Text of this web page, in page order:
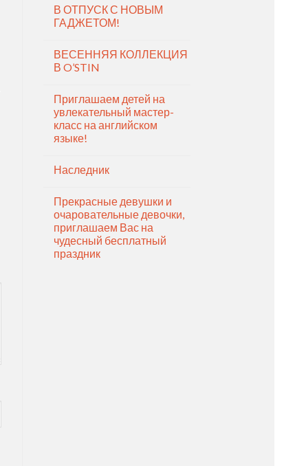
В ОТПУСК С НОВЫМ
ГАДЖЕТОМ!
ВЕСЕННЯЯ КОЛЛЕКЦИЯ
В O’STIN
Приглашаем детей на
увлекательный мастер-
класс на английском
языке!
Наследник
Прекрасные девушки и
очаровательные девочки,
приглашаем Вас на
чудесный бесплатный
праздник